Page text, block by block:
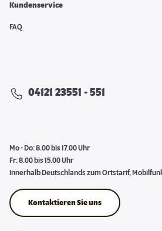
Kundenservice
FAQ
04121 23551 - 551
Mo - Do: 8.00 bis 17.00 Uhr
Fr: 8.00 bis 15.00 Uhr
Innerhalb Deutschlands zum Ortstarif,
Kontaktieren Sie uns